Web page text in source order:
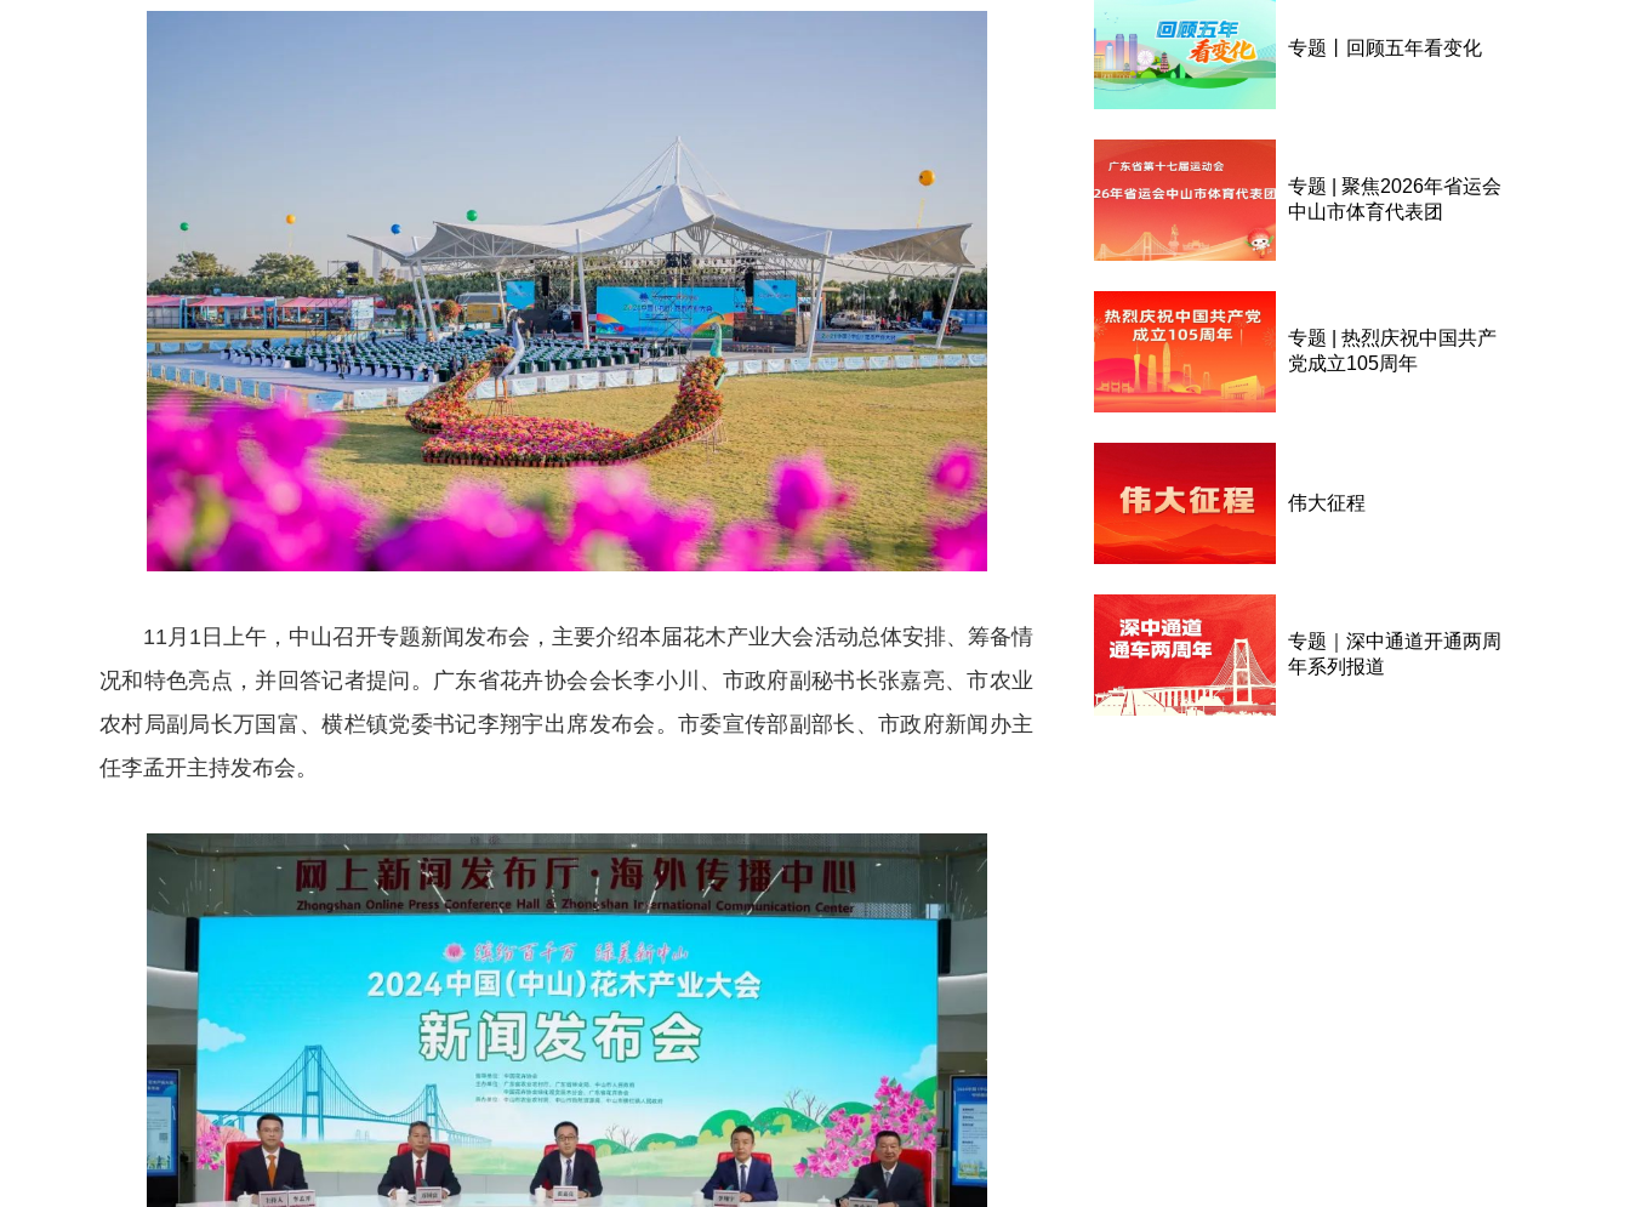
11月1日上午，中山召开专题新闻发布会，主要介绍本届花木产业大会活动总体安排、筹备情
况和特色亮点，并回答记者提问。广东省花卉协会会长李小川、市政府副秘书长张嘉亮、市农业
农村局副局长万国富、横栏镇党委书记李翔宇出席发布会。市委宣传部副部长、市政府新闻办主
任李孟开主持发布会。
专题丨回顾五年看变化
专题 | 聚焦2026年省运会
中山市体育代表团
专题 | 热烈庆祝中国共产
党成立105周年
伟大征程
专题｜深中通道开通两周
年系列报道